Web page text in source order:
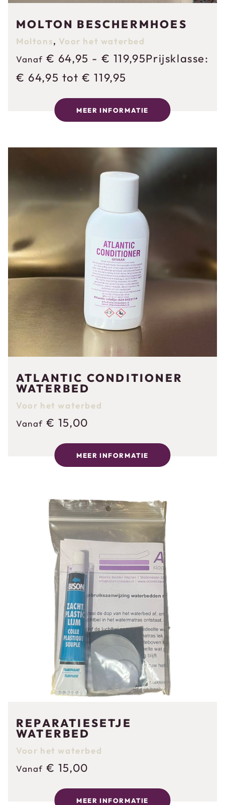
MOLTON BESCHERMHOES
Moltons, Voor het waterbed
Vanaf € 64,95 - € 119,95Prijsklasse:
€ 64,95 tot € 119,95
MEER INFORMATIE
ATLANTIC CONDITIONER
WATERBED
Voor het waterbed
Vanaf € 15,00
MEER INFORMATIE
REPARATIESETJE
WATERBED
Voor het waterbed
Vanaf € 15,00
MEER INFORMATIE